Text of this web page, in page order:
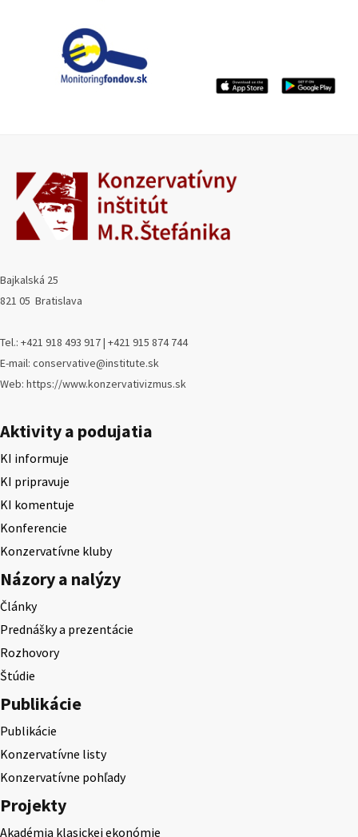
Bajkalská 25
821 05 Bratislava
Tel.: +421 918 493 917 | +421 915 874 744
E-mail: conservative@institute.sk
Web: https://www.konzervativizmus.sk
Aktivity a podujatia
KI informuje
KI pripravuje
KI komentuje
Konferencie
Konzervatívne kluby
Názory a nalýzy
Články
Prednášky a prezentácie
Rozhovory
Štúdie
Publikácie
Publikácie
Konzervatívne listy
Konzervatívne pohľady
Projekty
Akadémia klasickej ekonómie